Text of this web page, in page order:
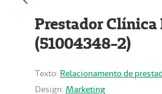
Prestador Clínica
(51004348-2)
Texto: Relacionamento de
Design: Marketing